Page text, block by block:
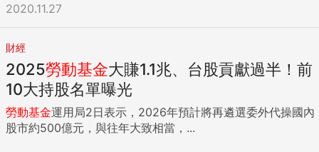
2020.11.27
財經
2025勞動基金大賺1.1兆、台股貢獻過半！前
10大持股名單曝光
勞動基金運用局2日表示，2026年預計將再遴選委外代操國內
股市約500億元，與往年大致相當，...